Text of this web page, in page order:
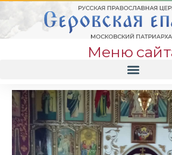
Меню